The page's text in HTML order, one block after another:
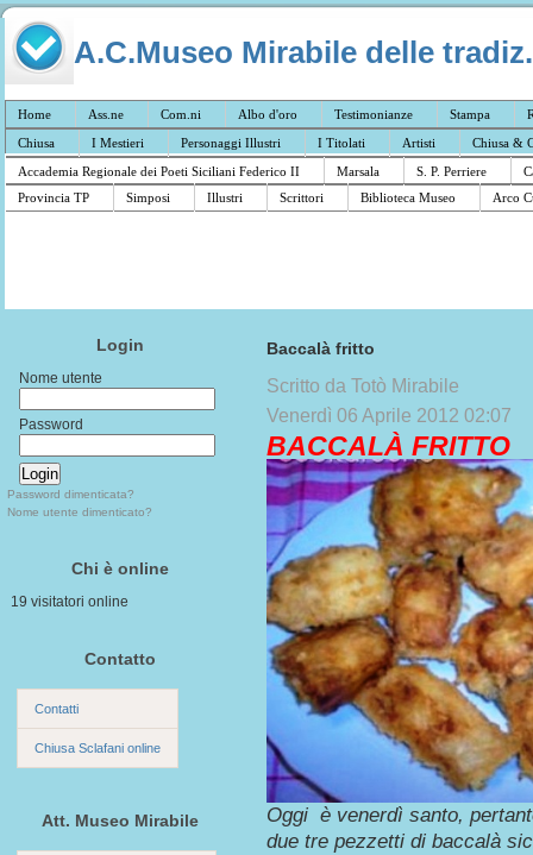
A.C.Museo Mirabile delle
Home Ass.ne Com.ni Albo d'oro Testimonianze Stampa
Chiusa
I Mestieri Personaggi Illustri I Titolati Artisti
Chiusa &
Accademia Regionale dei Poeti Siciliani Federico II
Marsala S. P. Perriere
Provincia TP
Simposi Illustri Scrittori Biblioteca Museo Arco
Login
Nome utente
Password
Password dimenticata?
Nome utente dimenticato?
Chi è online
19 visitatori online
Contatto
Contatti
Chiusa Sclafani online
Att. Museo Mirabile
Baccalà fritto
Scritto da Totò Mirabile
Venerdì 06 Aprile 2012 02:07
BACCALÀ FRITTO
Oggi è venerdì santo,
due tre pezzetti di baccalà